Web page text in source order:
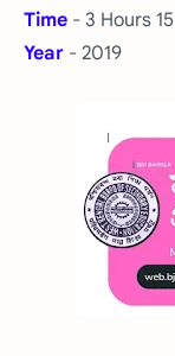
Time - 3 Hours
Year - 2019